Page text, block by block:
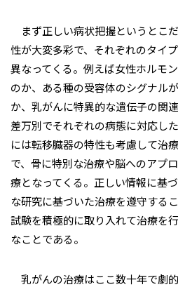
まず正しい病状把握というとこ
性が大変多彩で、それぞれのタイ
異なってくる。例えば女性ホルモ
のか、ある種の受容体のシグナル
か、乳がんに特異的な遺伝子の関
差万別でそれぞれの病態に対応し
には転移臓器の特性も考慮して治
で、骨に特別な治療や脳へのアプ
療となってくる。正しい情報に基
な研究に基づいた治療を遵守する
試験を積極的に取り入れて治療を
なことである。
乳がんの治療はここ数十年で劇